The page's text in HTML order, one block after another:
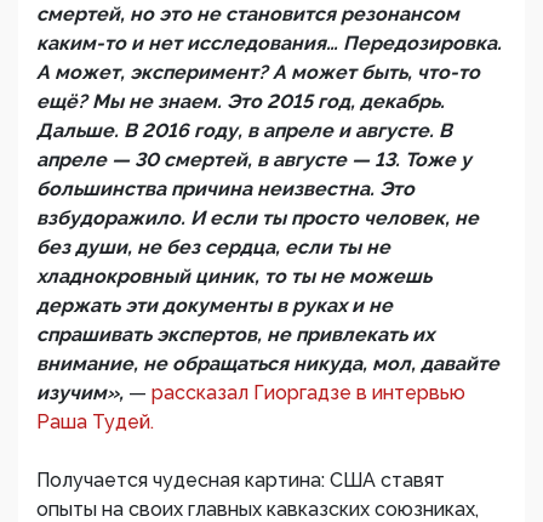
смертей, но это не становится резонансом
каким-то и нет исследования… Передозировка.
А может, эксперимент? А может быть, что-то
ещё? Мы не знаем. Это 2015 год, декабрь.
Дальше. В 2016 году, в апреле и августе. В
апреле — 30 смертей, в августе — 13. Тоже у
большинства причина неизвестна. Это
взбудоражило. И если ты просто человек, не
без души, не без сердца, если ты не
хладнокровный циник, то ты не можешь
держать эти документы в руках и не
спрашивать экспертов, не привлекать их
внимание, не обращаться никуда, мол, давайте
изучим», — рассказал Гиоргадзе в интервью
Раша Тудей.
Получается чудесная картина: США ставят
опыты на своих главных кавказских союзниках,